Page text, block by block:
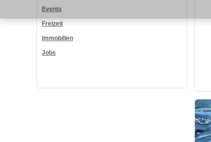
Events
Freizeit
Immobilien
Jobs